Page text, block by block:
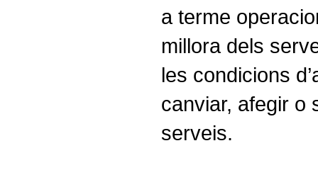
a terme
millora dels
les condicions
canviar, afegir o
serveis.